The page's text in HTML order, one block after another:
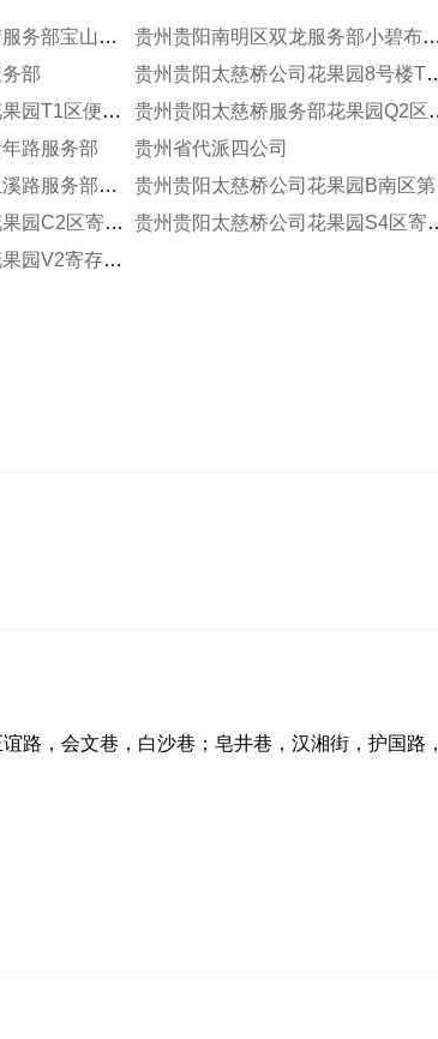
贵州贵阳南明区油榨街服务部宝山服务部
贵州贵阳南明区双龙服务
部
贵州贵阳太慈桥
贵州贵阳太慈桥公司花果园T1区便民寄存点
贵州贵阳
路服务部
贵州省代派四公司
贵州主城区公司贵阳玉溪路服务部解放路分部
贵州贵阳太慈桥公司花果园C2区寄存点分部
贵州贵阳太慈
贵州贵阳太慈桥公司花果园V2寄存点分部
路，会文巷，白沙巷；皂井巷，汉湘街，护国路